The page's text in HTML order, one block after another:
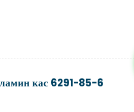
кас 6291-85-6